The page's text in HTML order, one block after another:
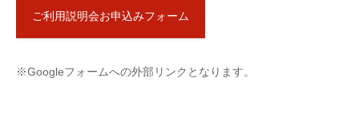
ご利用説明会お申込みフォーム
※Googleフォームへの外部リンクとなります。